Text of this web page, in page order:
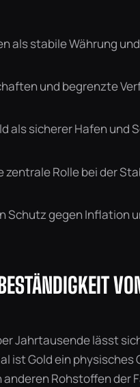
als stabile Währung
und begrenzte
als sicherer Hafen und
Rolle bei der
Schutz gegen Inflation
Jahrtausende lässt
ist Gold ein
Rohstoffen der